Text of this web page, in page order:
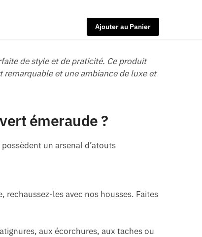
Ajouter au Panier
de style et de praticité. Ce produit
remarquable et une ambiance de luxe et
émeraude ?
un arsenal d’atouts
rechaussez-les avec nos housses. Faites
aux écorchures, aux taches ou